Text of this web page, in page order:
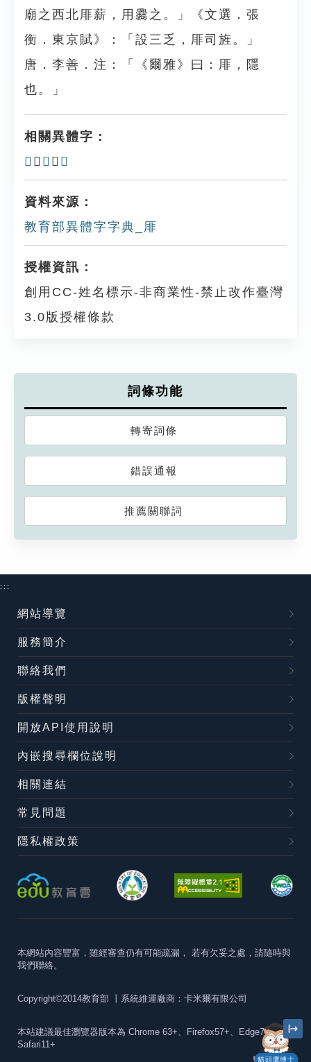
廟之西北厞薪，用爨之。」《文選．張
衡．東京賦》：「設三乏，厞司旌。」
唐．李善．注：「《爾雅》曰：厞，隱
也。」
相關異體字：
𩇪 、 䨾 、 陫
資料來源：
教育部異體字字典_厞
授權資訊：
創用CC-姓名標示-非商業性-禁止改作臺灣
3.0版授權條款
詞條功能
轉寄詞條
錯誤通報
推薦關聯詞
貓頭鷹博士
:::
網站導覽
服務簡介
聯絡我們
版權聲明
開放API使用說明
內嵌搜尋欄位說明
相關連結
常見問題
隱私權政策
本網站內容豐富，雖經審查仍有可能疏漏， 若有欠妥之處，請隨時與
我們聯絡。
Copyright©2014教育部 丨系統維運廠商：卡米爾有限公司
本站建議最佳瀏覽器版本為 Chrome 63+、Firefox57+、Edge79+及
Safari11+